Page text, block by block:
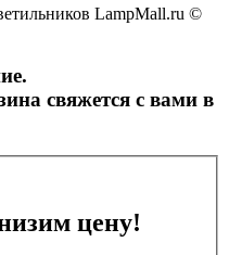
LampMall.ru ©
свяжется с вами в
цену!